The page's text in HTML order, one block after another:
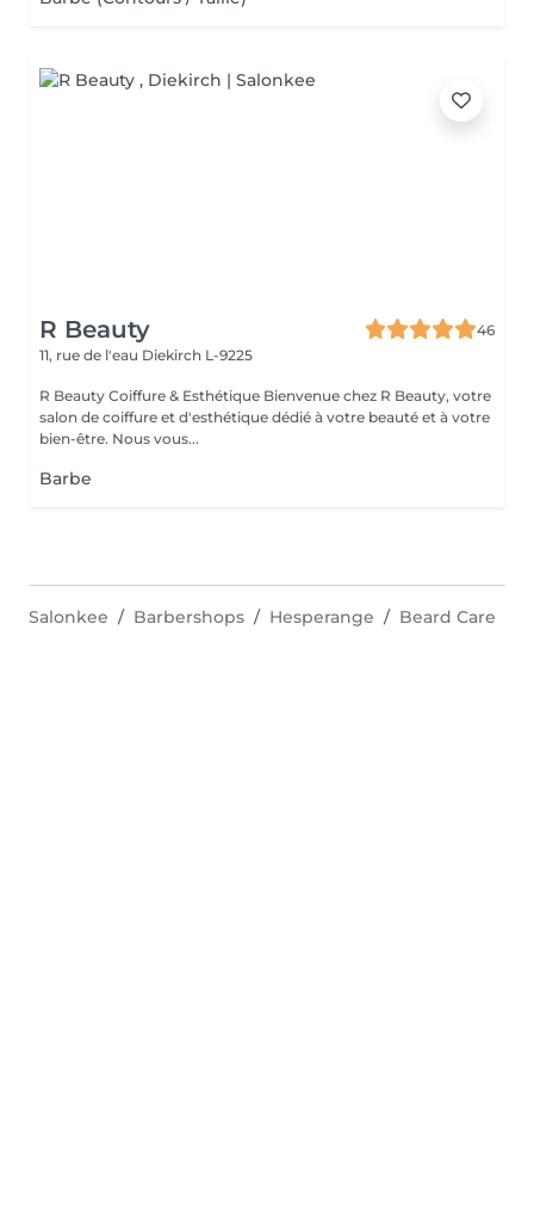
R Beauty
46
11, rue de l'eau Diekirch L-9225
R Beauty Coiffure & Esthétique Bienvenue chez R Beauty, votre
salon de coiffure et d'esthétique dédié à votre beauté et à votre
bien-être. Nous vous...
Barbe
Salonkee Barbershops Hesperange Beard Care